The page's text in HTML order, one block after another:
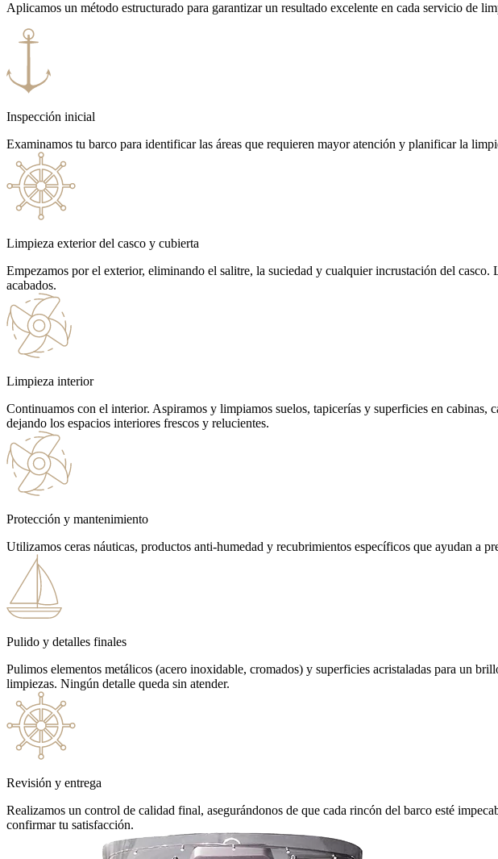
Aplicamos un método estructurado para garantizar un resultado excelente en cada servicio de
Inspección inicial
Examinamos tu barco para identificar las áreas que requieren mayor atención y planificar la
Limpieza exterior del casco y cubierta
Empezamos por el exterior, eliminando el salitre, la suciedad y cualquier incrustación del
acabados.
Limpieza interior
Continuamos con el interior. Aspiramos y limpiamos suelos, tapicerías y superficies en cabinas,
dejando los espacios interiores frescos y relucientes.
Protección y mantenimiento
Utilizamos ceras náuticas, productos anti-humedad y recubrimientos específicos que ayudan a
Pulido y detalles finales
Pulimos elementos metálicos (acero inoxidable, cromados) y superficies acristaladas para un
limpiezas. Ningún detalle queda sin atender.
Revisión y entrega
Realizamos un control de calidad final, asegurándonos de que cada rincón del barco esté
confirmar tu satisfacción.